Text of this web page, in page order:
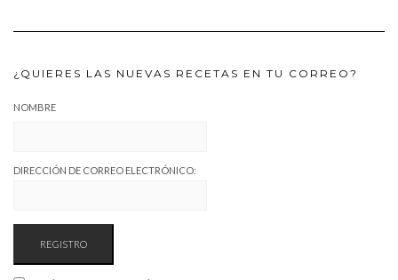
¿QUIERES LAS NUEVAS RECETAS EN TU CORREO?
NOMBRE
DIRECCIÓN DE CORREO ELECTRÓNICO: